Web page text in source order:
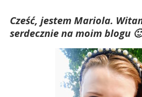
Cześć, jestem Mariola.
serdecznie na moim blogu